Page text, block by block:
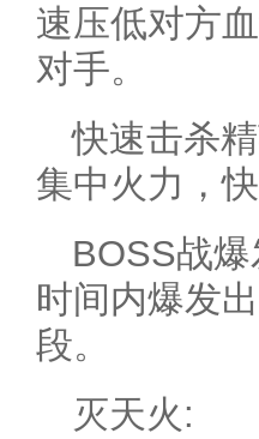
速压低对方
对手。
快速击杀
集中火力，
BOSS战
时间内爆发
段。
灭天火: